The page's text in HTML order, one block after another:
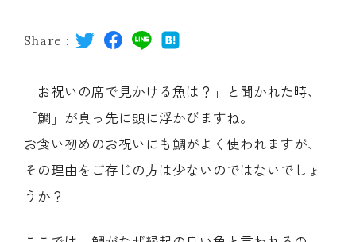
ご結婚式 1.5次会・
二次会
オンライン通販
(造り/焼物/蒸し/ボイル伊勢海老)
弁当宅配・仕出し
Share :
「お祝いの席で見かける魚は？」と聞かれた時、
「鯛」が真っ先に頭に浮かびますね。
お食い初めのお祝いにも鯛がよく使われますが、
その理由をご存じの方は少ないのではないでしょ
うか？